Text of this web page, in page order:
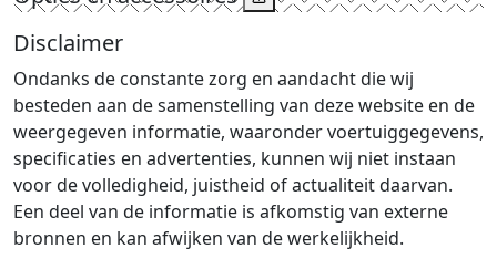
Disclaimer
Ondanks de constante zorg en aandacht die wij
besteden aan de samenstelling van deze website en de
weergegeven informatie, waaronder voertuiggegevens,
specificaties en advertenties, kunnen wij niet instaan
voor de volledigheid, juistheid of actualiteit daarvan.
Een deel van de informatie is afkomstig van externe
bronnen en kan afwijken van de werkelijkheid.